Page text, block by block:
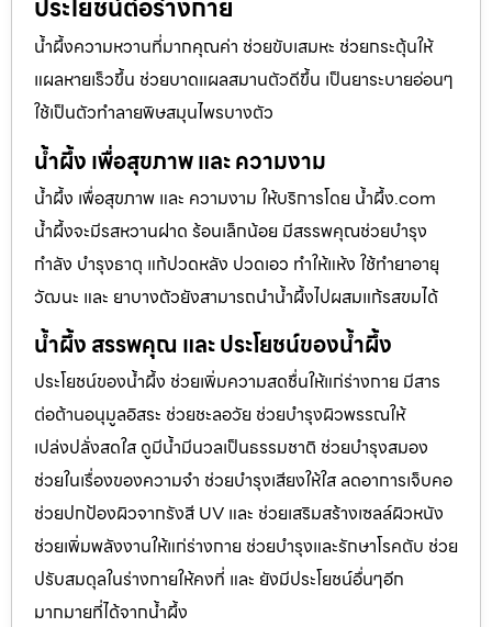
ประโยชน์ต่อร่างกาย
น้ำผึ้งความหวานที่มากคุณค่า ช่วยขับเสมหะ ช่วยกระตุ้นให้
แผลหายเร็วขึ้น ช่วยบาดแผลสมานตัวดีขึ้น เป็นยาระบายอ่อนๆ
ใช้เป็นตัวทำลายพิษสมุนไพรบางตัว
น้ำผึ้ง เพื่อสุขภาพ และ ความงาม
น้ำผึ้ง เพื่อสุขภาพ และ ความงาม ให้บริการโดย น้ำผึ้ง.com
น้ำผึ้งจะมีรสหวานฝาด ร้อนเล็กน้อย มีสรรพคุณช่วยบำรุง
กำลัง บำรุงธาตุ แก้ปวดหลัง ปวดเอว ทำให้แห้ง ใช้ทำยาอายุ
วัฒนะ และ ยาบางตัวยังสามารถนำน้ำผึ้งไปผสมแก้รสขมได้
น้ำผึ้ง สรรพคุณ และ ประโยชน์ของน้ำผึ้ง
ประโยชน์ของน้ำผึ้ง ช่วยเพิ่มความสดชื่นให้แก่ร่างกาย มีสาร
ต่อต้านอนุมูลอิสระ ช่วยชะลอวัย ช่วยบำรุงผิวพรรณให้
เปล่งปลั่งสดใส ดูมีน้ำมีนวลเป็นธรรมชาติ ช่วยบำรุงสมอง
ช่วยในเรื่องของความจำ ช่วยบำรุงเสียงให้ใส ลดอาการเจ็บคอ
ช่วยปกป้องผิวจากรังสี UV และ ช่วยเสริมสร้างเซลล์ผิวหนัง
ช่วยเพิ่มพลังงานให้แก่ร่างกาย ช่วยบำรุงและรักษาโรคตับ ช่วย
ปรับสมดุลในร่างกายให้คงที่ และ ยังมีประโยชน์อื่นๆอีก
มากมายที่ได้จากน้ำผึ้ง